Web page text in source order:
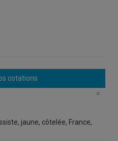
Pagès à droite, ont inventé le
cotations
jaune, côtelée, France,
=